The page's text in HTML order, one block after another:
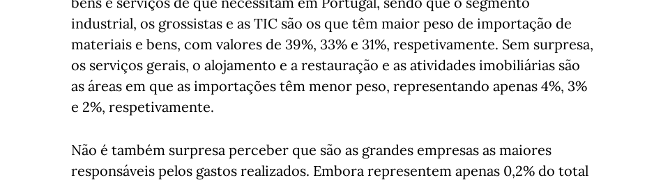
industrial, os grossistas e as TIC são os que têm maior peso de importação de
materiais e bens, com valores de 39%, 33% e 31%, respetivamente. Sem surpresa,
os serviços gerais, o alojamento e a restauração e as atividades imobiliárias são
as áreas em que as importações têm menor peso, representando apenas 4%, 3%
e 2%, respetivamente.
Não é também surpresa perceber que são as grandes empresas as maiores
responsáveis pelos gastos realizados. Embora representem apenas 0,2% do total